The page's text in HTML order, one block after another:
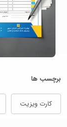
برچسب ها
کارت ویزیت